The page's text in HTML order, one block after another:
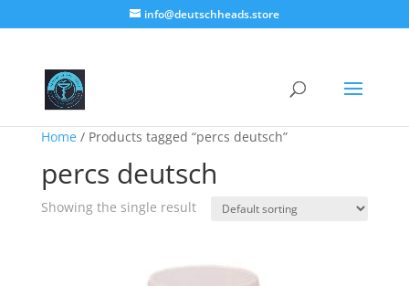
info@deutschheads.store
Home/ Products tagged “percs deutsch”
percs deutsch
Showing the single result